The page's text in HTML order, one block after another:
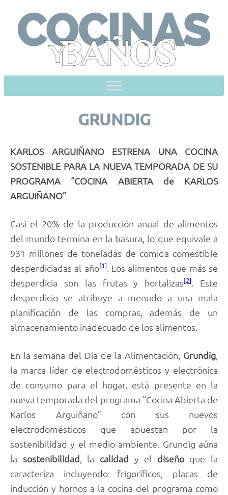
content
GRUNDIG
KARLOS ARGUIÑANO ESTRENA UNA COCINA
SOSTENIBLE PARA LA NUEVA TEMPORADA DE SU
PROGRAMA “COCINA ABIERTA de KARLOS
ARGUIÑANO”
Casi el 20% de la producción anual de alimentos
del mundo termina en la basura, lo que equivale a
931 millones de toneladas de comida comestible
desperdiciadas al año[1]. Los alimentos que más se
desperdicia son las frutas y hortalizas[2]. Este
desperdicio se atribuye a menudo a una mala
planificación de las compras, además de un
almacenamiento inadecuado de los alimentos.
En la semana del Día de la Alimentación, Grundig,
la marca líder de electrodomésticos y electrónica
de consumo para el hogar, está presente en la
nueva temporada del programa “Cocina Abierta de
Karlos Arguiñano” con sus nuevos
electrodomésticos que apuestan por la
sostenibilidad y el medio ambiente. Grundig aúna
la sostenibilidad, la calidad y el diseñoque la
caracteriza incluyendo frigoríficos, placas de
inducción y hornos a la cocina del programa como